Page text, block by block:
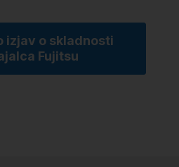
izjav o skladnosti
Fujitsu